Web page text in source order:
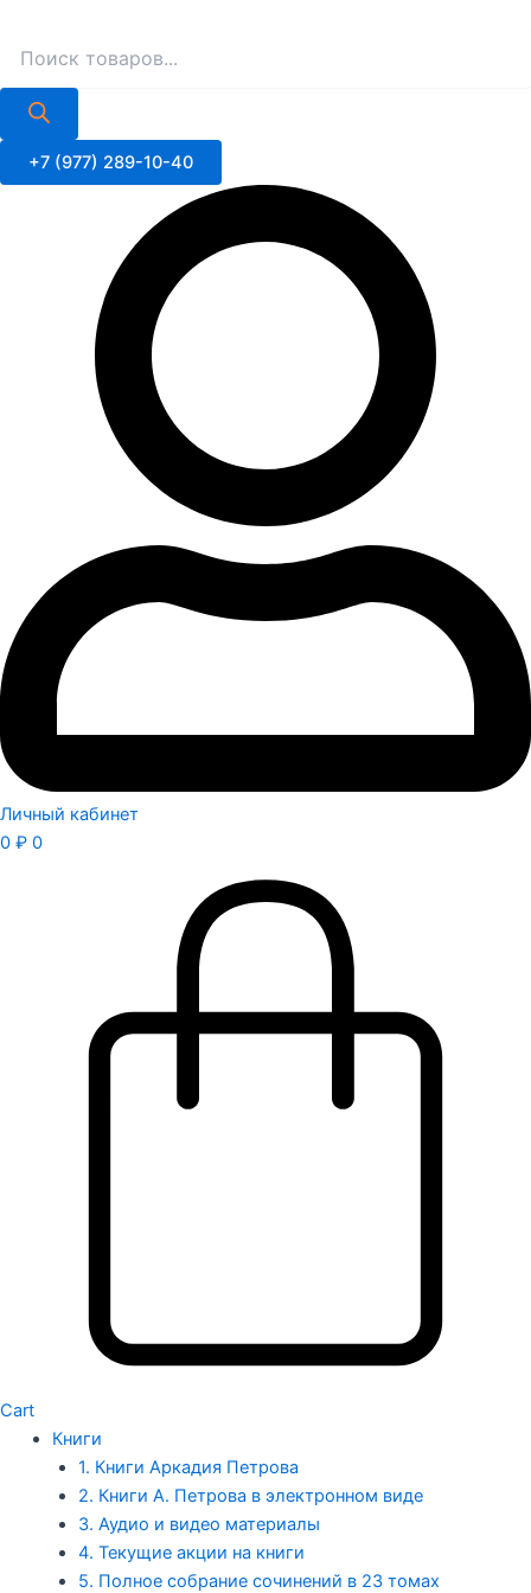
содержимому
+7 (977) 289-10-40
Личный кабинет
0 ₽ 0
Cart
Книги
1. Книги Аркадия Петрова
2. Книги А. Петрова в электронном виде
3. Аудио и видео материалы
4. Текущие акции на книги
5. Полное собрание сочинений в 23 томах